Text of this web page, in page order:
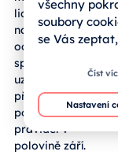
lidé z regionu
napříč obory
od umění po
sport,
uzávěrka
přihlášek je
podle
pravidel v
polovině září.
všechny
soubory
se Vás
Číst
Nastavení